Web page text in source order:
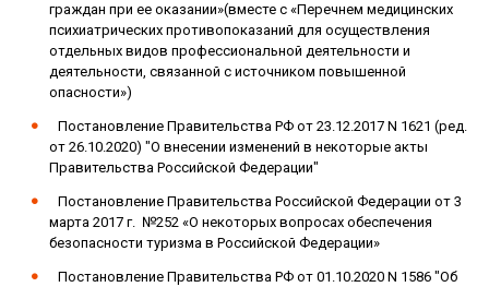
граждан при ее оказании»(вместе с «Перечнем медицинских
психиатрических противопоказаний для осуществления
отдельных видов профессиональной деятельности и
деятельности, связанной с источником повышенной
опасности»)
Постановление Правительства РФ от 23.12.2017 N 1621 (ред.
от 26.10.2020) "О внесении изменений в некоторые акты
Правительства Российской Федерации"
Постановление Правительства Российской Федерации от 3
марта 2017 г. №252 «О некоторых вопросах обеспечения
безопасности туризма в Российской Федерации»
Постановление Правительства РФ от 01.10.2020 N 1586 "Об